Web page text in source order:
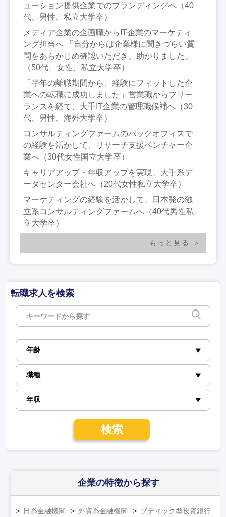
ューション提供企業でのブランディングへ（40
代、男性、私立大学卒）
メディア企業の企画職からIT企業のマーケティ
ング担当へ 「自分からは企業様に聞きづらい質
問をあらかじめ確認いただき、助かりました」
（50代、女性、私立大学卒）
「半年の離職期間から、経験にフィットした企
業への転職に成功しました」営業職からフリー
ランスを経て、大手IT企業の管理職候補へ（30
代、男性、海外大学卒）
コンサルティングファームのバックオフィスで
の経験を活かして、リサーチ支援ベンチャー企
業へ（30代女性国立大学卒）
キャリアアップ・年収アップを実現、大手系デ
ータセンター会社へ（20代女性私立大学卒）
マーケティングの経験を活かして、日本発の独
立系コンサルティングファームへ（40代男性私
立大学卒）
もっと見る
転職求人を検索
検索
企業の特徴から探す
日系金融機関 外資系金融機関 ブティック型投資銀行